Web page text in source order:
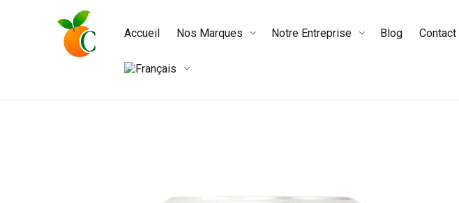
Accueil Nos Marques Notre Entreprise Blog Contact